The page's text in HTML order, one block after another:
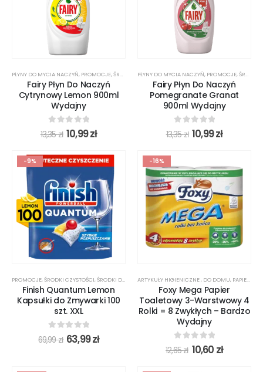
PŁYNY DO MYCIA NACZYŃ, PROMOCJE,ŚRODKI CZYSTOŚCI
Fairy Płyn Do Naczyń
Cytrynowy Lemon 900ml
Wydajny
0out of 5
13,35zł 10,99zł
PŁYNY DO MYCIA NACZYŃ, PROMOCJE,ŚRODKI CZYSTOŚCI
Fairy Płyn Do Naczyń
Pomegranate Granat
900ml Wydajny
0out of 5
13,35zł 10,99zł
-9%
PROMOCJE,ŚRODKI CZYSTOŚCI,ŚRODKI DO ZMYWANIA
Finish Quantum Lemon
Kapsułki do Zmywarki 100
szt. XXL
0 out of 5
69,99zł 63,99zł
-16%
ARTYKUŁY HIGIENICZNE, DO DOMU, PAPIER TOALETOWY
Foxy Mega Papier
Toaletowy 3-Warstwowy 4
Rolki = 8 Zwykłych – Bardzo
Wydajny
0out of 5
12,65zł 10,60 zł